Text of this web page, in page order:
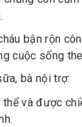
bận rộn
cuộc sống
bà nội trợ:
và được